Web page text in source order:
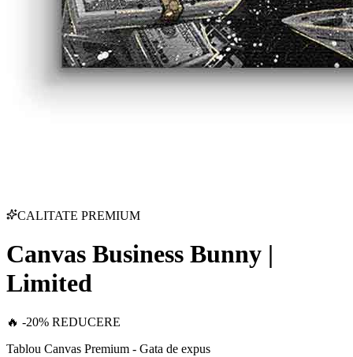
CALITATE PREMIUM
Canvas Business Bunny |
Limited
🔥 -20% REDUCERE
Tablou Canvas Premium - Gata de expus